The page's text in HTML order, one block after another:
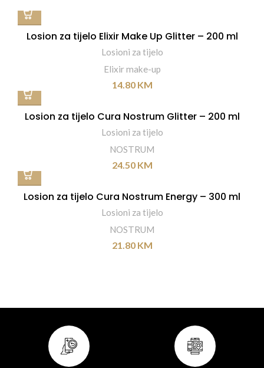
Losion za tijelo Elixir Make Up Glitter – 200 ml
Losioni za tijelo
Elixir make-up
14.80 KM
Losion za tijelo Cura Nostrum Glitter – 200 ml
Losioni za tijelo
NOSTRUM
24.50 KM
Losion za tijelo Cura Nostrum Energy – 300 ml
Losioni za tijelo
NOSTRUM
21.80 KM